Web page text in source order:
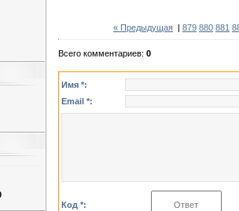
« Предыдущая | 879 880 881
Всего комментариев: 0
Имя *:
Email *:
Код *: